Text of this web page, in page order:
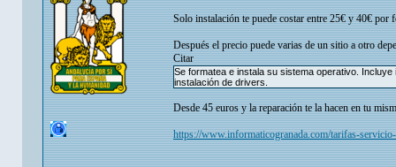
Solo instalación te puede costar entre 25€ y 40€
Después el precio puede varias de un sitio a otro
Citar
Se formatea e instala su sistema operativo.
instalación de drivers.
Desde 45 euros y la reparación te la hacen en tu
https://www.informaticogranada.com/tarifas-